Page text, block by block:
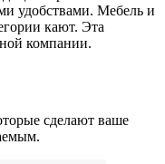
удобствами. Мебель и
кают. Эта
компании.
сделают ваше